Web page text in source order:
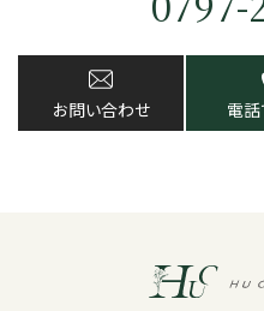
お問い合わせ 電